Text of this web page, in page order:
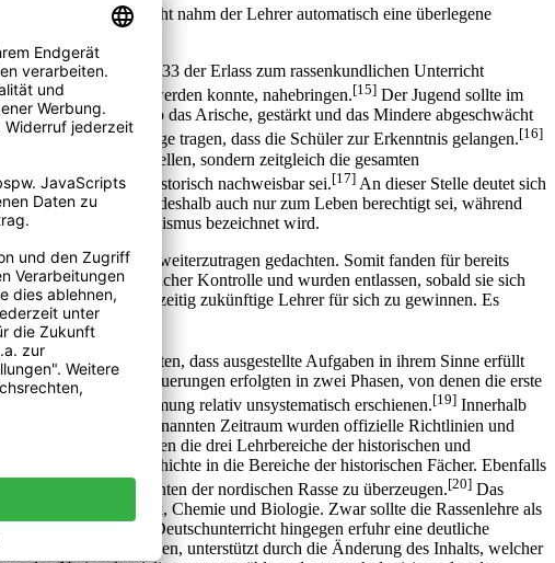
den Frontalunterricht nahm der Lehrer automatisch eine überlegene
13. September 1933 der Erlass zum rassenkundlichen Unterricht
anerzogen werden konnte, nahebringen.[15] Der Jugend sollte im
das Wertvolle, also das Arische, gestärkt und das Mindere abgeschwächt
Unterricht dafür Sorge tragen, dass die Schüler zur Erkenntnis gelangen.[16]
Fach darstellen, sondern zeitgleich die gesamten
stärksten Rassen historisch nachweisbar sei.[17] An dieser Stelle deutet sich
könne und deshalb auch nur zum Leben berechtigt sei, während
als Sozial-Darwinismus bezeichnet wird.
Ideologie weiterzutragen gedachten. Somit fanden für bereits
ständig unter staatlicher Kontrolle und wurden entlassen, sobald sie sich
Punkt, um frühzeitig zukünftige Lehrer für sich zu gewinnen. Es
sicher sein konnten, dass ausgestellte Aufgaben in ihrem Sinne erfüllt
vor. Die Neuerungen erfolgten in zwei Phasen, von denen die erste
Versuche der Umformung relativ unsystematisch erschienen.[19] Innerhalb
In diesem genannten Zeitraum wurden offizielle Richtlinien und
betroffen waren die drei Lehrbereiche der historischen und
und Musikgeschichte in die Bereiche der historischen Fächer. Ebenfalls
wahren Repräsentanten der nordischen Rasse zu überzeugen.[20] Das
Mathematik, Physik, Chemie und Biologie. Zwar sollte die Rassenlehre als
statt. Der Deutschunterricht hingegen erfuhr eine deutliche
Einbezug finden, unterstützt durch die Änderung des Inhalts, welcher